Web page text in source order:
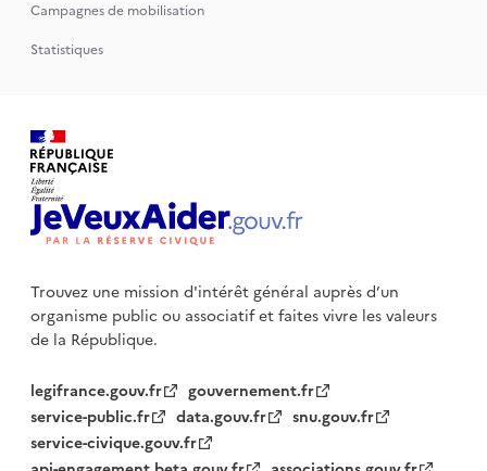
Campagnes de mobilisation
Statistiques
Trouvez une mission d'intérêt général auprès d’un
organisme publicou associatif et faites vivre les valeurs
de la République.
legifrance.gouv.fr
gouvernement.fr
service-public.fr
data.gouv.fr
snu.gouv.fr
service-civique.gouv.fr